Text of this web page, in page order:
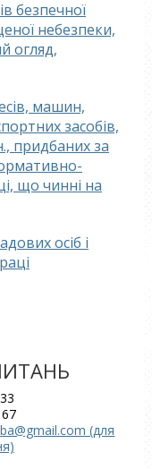
безпечної
небезпеки,
огляд,
машин,
засобів,
придбаних за
що чинні на
осіб і
(для